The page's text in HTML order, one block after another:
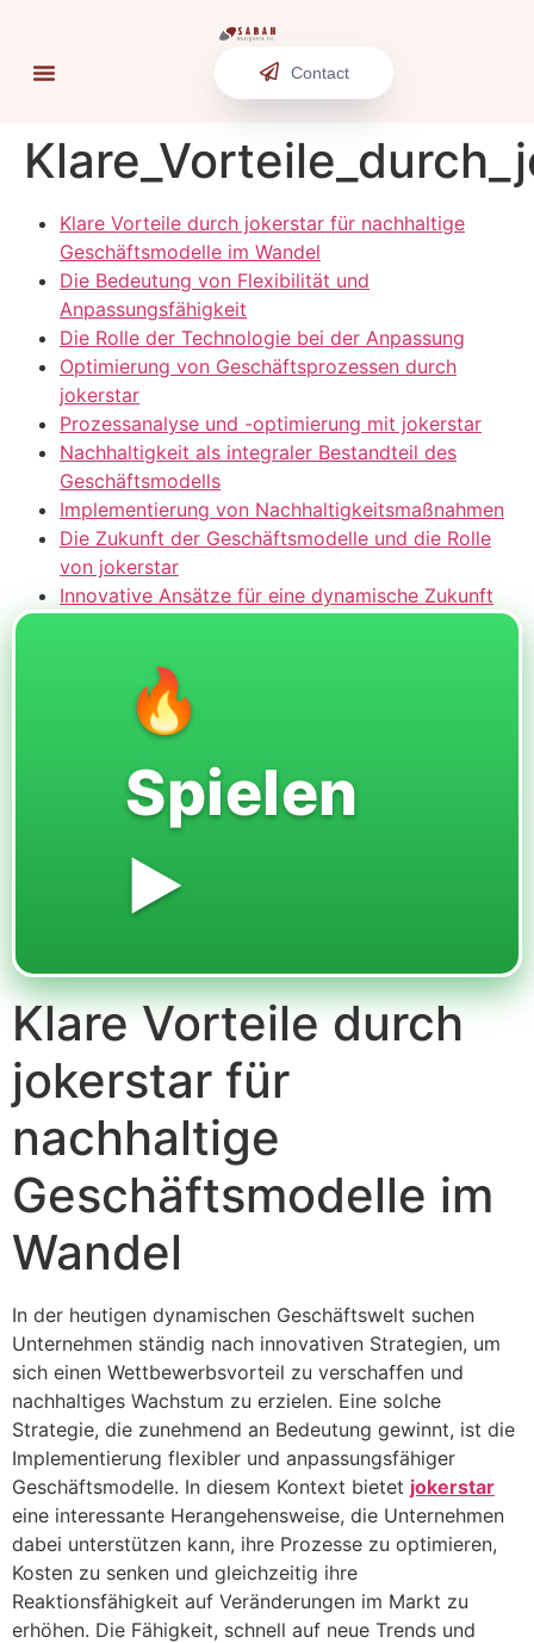
Contact
Klare Vorteile durch jokerstar für nachhaltige
Geschäftsmodelle im Wandel
Die Bedeutung von Flexibilität und
Anpassungsfähigkeit
Die Rolle der Technologie bei der Anpassung
Optimierung von Geschäftsprozessen durch
jokerstar
Prozessanalyse und -optimierung mit jokerstar
Nachhaltigkeit als integraler Bestandteil des
Geschäftsmodells
Implementierung von Nachhaltigkeitsmaßnahmen
Die Zukunft der Geschäftsmodelle und die Rolle
von jokerstar
Innovative Ansätze für eine dynamische Zukunft
🔥
Spielen
▶️
Klare Vorteile durch
jokerstar für
nachhaltige
Geschäftsmodelle im
Wandel
In der heutigen dynamischen Geschäftswelt suchen
Unternehmen ständig nach innovativen Strategien, um
sich einen Wettbewerbsvorteil zu verschaffen und
nachhaltiges Wachstum zu erzielen. Eine solche
Strategie, die zunehmend an Bedeutung gewinnt, ist die
Implementierung flexibler und anpassungsfähiger
Geschäftsmodelle. In diesem Kontext bietet jokerstar
eine interessante Herangehensweise, die Unternehmen
dabei unterstützen kann, ihre Prozesse zu optimieren,
Kosten zu senken und gleichzeitig ihre
Reaktionsfähigkeit auf Veränderungen im Markt zu
erhöhen. Die Fähigkeit, schnell auf neue Trends und